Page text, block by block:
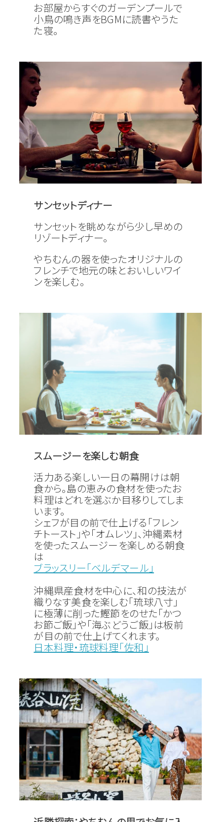
お部屋からすぐのガーデンプールで
小鳥の鳴き声をBGMに読書やうた
た寝。
サンセットディナー
サンセットを眺めながら少し早めの
リゾートディナー。
やちむんの器を使ったオリジナルの
フレンチで地元の味とおいしいワイ
ンを楽しむ。
スムージーを楽しむ朝食
活力ある楽しい一日の幕開けは朝
食から。島の恵みの食材を使ったお
料理はどれを選ぶか目移りしてしま
います。
シェフが目の前で仕上げる「フレン
チトースト」や「オムレツ」、沖縄素材
を使ったスムージーを楽しめる朝食
は
ブラッスリー「ベルデマール」
沖縄県産食材を中心に、和の技法が
織りなす美食を楽しむ「琉球八寸」
に極薄に削った鰹節をのせた「かつ
お節ご飯」や「海ぶどうご飯」は板前
が目の前で仕上げてくれます。
日本料理・琉球料理「佐和」